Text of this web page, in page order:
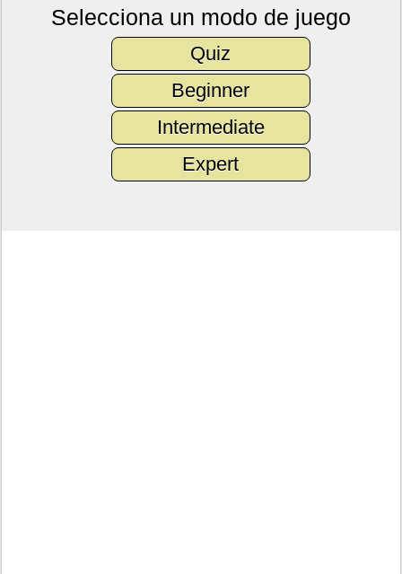
Selecciona un modo de juego
Quiz
Beginner
Intermediate
Expert